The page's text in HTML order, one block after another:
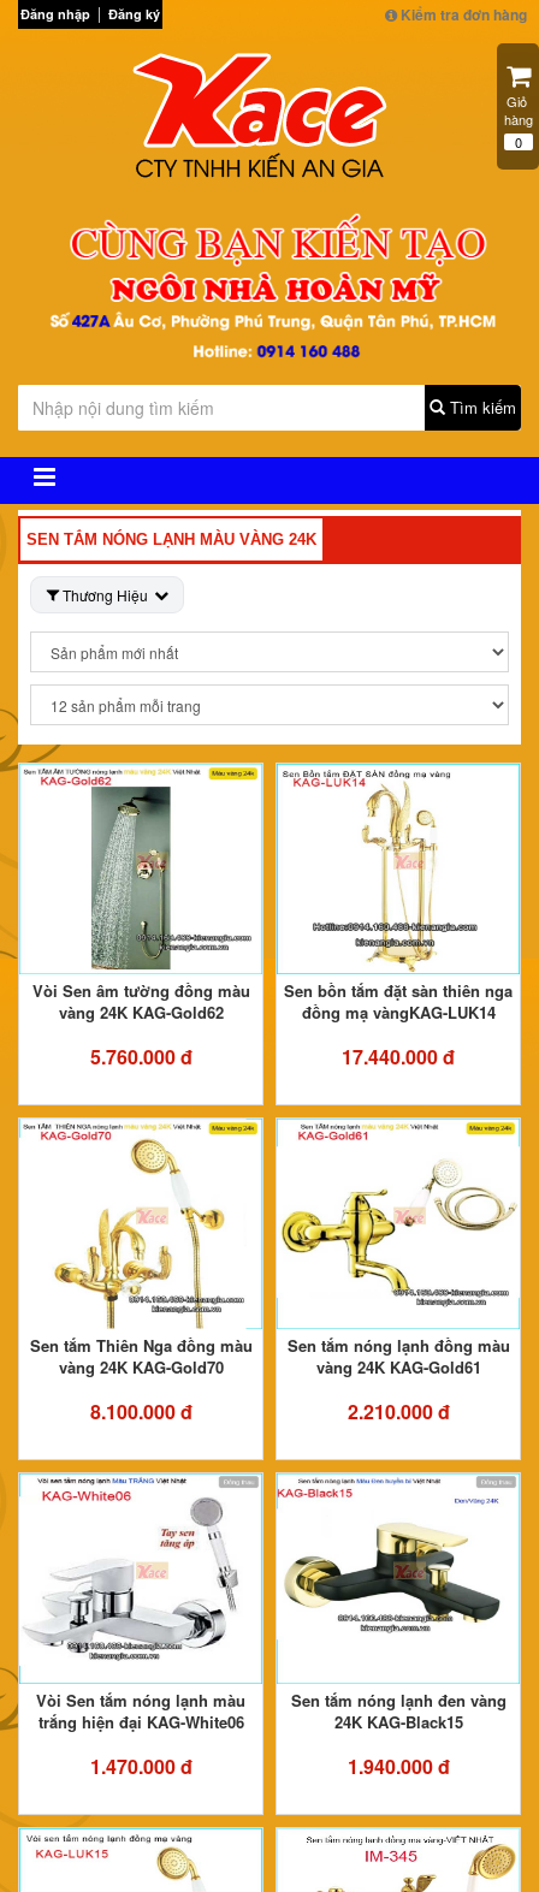
Đăng nhập Đăng ký Kiểm tra đơn hàng
Tìm kiếm
SEN TẮM NÓNG LẠNH MÀU VÀNG 24K
Thương Hiệu
Vòi Sen âm tường đồng màu
vàng 24K KAG-Gold62
5.760.000 đ
Sen bồn tắm đặt sàn thiên nga
đồng mạ vàngKAG-LUK14
17.440.000 đ
Sen tắm Thiên Nga đồng màu
vàng 24K KAG-Gold70
8.100.000 đ
Sen tắm nóng lạnh đồng màu
vàng 24K KAG-Gold61
2.210.000 đ
Vòi Sen tắm nóng lạnh màu
trắng hiện đại KAG-White06
1.470.000 đ
Sen tắm nóng lạnh đen vàng
24K KAG-Black15
1.940.000 đ
Giỏ
hàng
0